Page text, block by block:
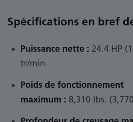
Spécifications en bref
Puissance nette : 24.4 HP
tr/min
Poids de fonctionnement
maximum : 8,310 lbs.